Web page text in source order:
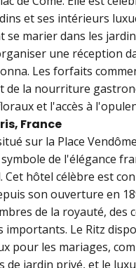
et ses intérieurs
se marier dans les
une réception
Les forfaits
de la nourriture
et l'accès à
France
sur la Place
de l'élégance
Cet hôtel célèbre est
son ouverture en
de la royauté, des
importants. Le Ritz
pour les mariages,
de jardin privé, et le